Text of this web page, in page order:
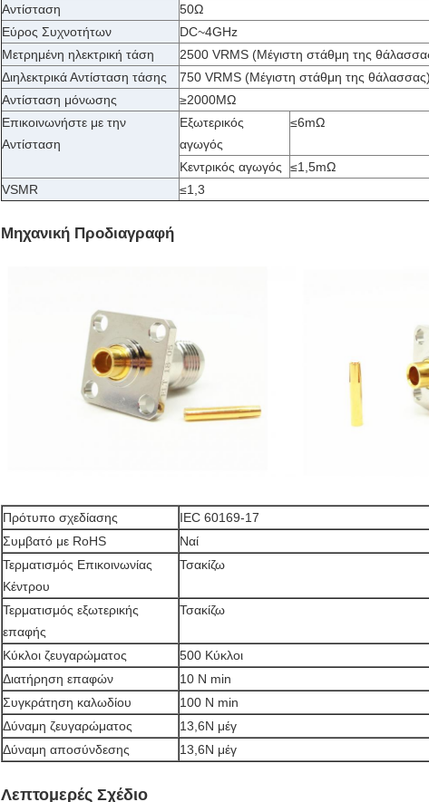
Αντίσταση
50Ω
Εύρος Συχνοτήτων
DC~4GHz
Μετρημένη ηλεκτρική τάση
2500 VRMS (Μέγιστη στάθμη της
Διηλεκτρικά Αντίσταση τάσης
750 VRMS (Μέγιστη στάθμη της
Αντίσταση μόνωσης
≥2000MΩ
Επικοινωνήστε με την
Αντίσταση
Εξωτερικός
αγωγός
≤6mΩ
Κεντρικός αγωγός
≤1,5mΩ
VSMR
≤1,3
Μηχανική Προδιαγραφή
Πρότυπο σχεδίασης
IEC 60169-17
Συμβατό με RoHS
Ναί
Τερματισμός Επικοινωνίας
Κέντρου
Τσακίζω
Τερματισμός εξωτερικής
επαφής
Τσακίζω
Κύκλοι ζευγαρώματος
500 Κύκλοι
Διατήρηση επαφών
10 N min
Συγκράτηση καλωδίου
100 N min
Δύναμη ζευγαρώματος
13,6Ν μέγ
Δύναμη αποσύνδεσης
13,6Ν μέγ
Λεπτομερές Σχέδιο